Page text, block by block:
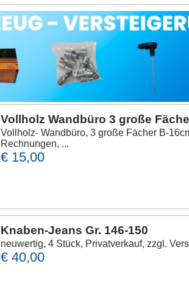
Vollholz Wandbüro 3 große
Vollholz- Wandbüro, 3 große Fächer B-
Rechnungen, ...
€ 15,00
Knaben-Jeans Gr. 146-150
neuwertig, 4 Stück, Privatverkauf, zzgl.
€ 40,00